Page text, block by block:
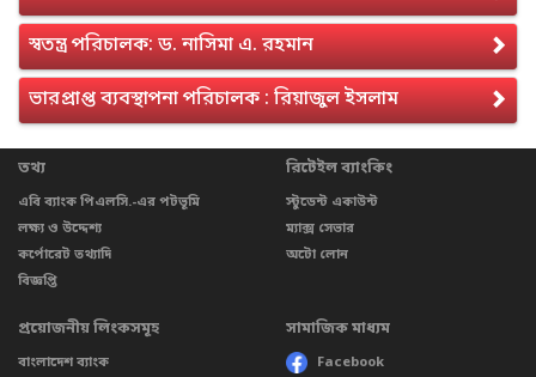
স্বতন্ত্র পরিচালক: ড. নাসিমা এ. রহমান
ভারপ্রাপ্ত ব্যবস্থাপনা পরিচালক : রিয়াজুল ইসলাম
তথ্য
এবি ব্যাংক পিএলসি.-এর পটভূমি
লক্ষ্য ও উদ্দেশ্য
কর্পোরেট তথ্যাদি
বিজ্ঞপ্তি
রিটেইল ব্যাংকিং
স্টুডেন্ট একাউন্ট
ম্যাক্স সেভার
অটো লোন
প্রয়োজনীয় লিংকসমূহ
বাংলাদেশ ব্যাংক
সামাজিক মাধ্যম
Facebook